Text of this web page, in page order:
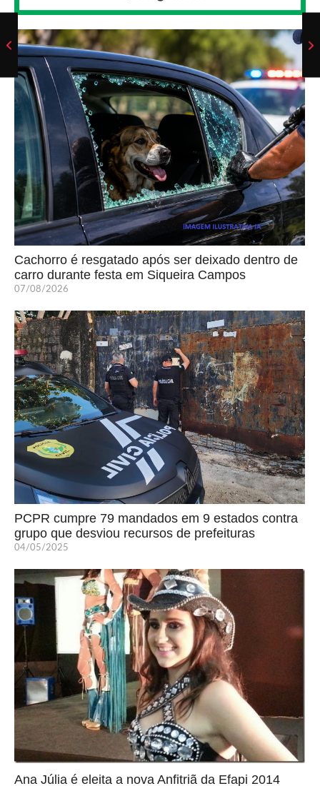
Cachorro é resgatado após ser deixado dentro de
carro durante festa em Siqueira Campos
07/08/2026
PCPR cumpre 79 mandados em 9 estados contra
grupo que desviou recursos de prefeituras
04/05/2025
Ana Júlia é eleita a nova Anfitriã da Efapi 2014